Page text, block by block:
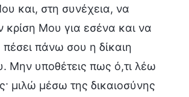
και, στη συνέχεια, να
κρίση Μου για εσένα και να
πέσει πάνω σου η δίκαιη
Μην υποθέτεις πως ό,τι λέω
μιλώ μέσω της δικαιοσύνης